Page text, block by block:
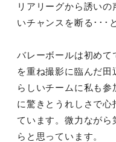
リアリーグから誘い
いチャンスを断る･･･
バレーボールは初めて
を重ね撮影に臨んだ田
らしいチームに私も参
に驚きとうれしさで心
ています。微力ながら
らと思っています。